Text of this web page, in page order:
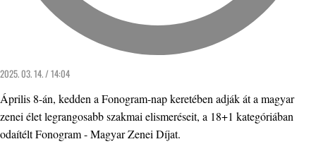
2025. 03. 14. / 14:04
Április 8-án, kedden a Fonogram-nap keretében adják át a magyar
zenei élet legrangosabb szakmai elismeréseit, a 18+1 kategóriában
odaítélt Fonogram - Magyar Zenei Díjat.